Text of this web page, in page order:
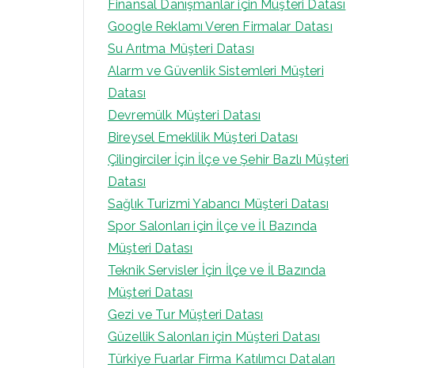
Finansal Danışmanlar için Müşteri Datası
Google Reklamı Veren Firmalar Datası
Su Arıtma Müşteri Datası
Alarm ve Güvenlik Sistemleri Müşteri
Datası
Devremülk Müşteri Datası
Bireysel Emeklilik Müşteri Datası
Çilingirciler İçin İlçe ve Şehir Bazlı Müşteri
Datası
Sağlık Turizmi Yabancı Müşteri Datası
Spor Salonları için İlçe ve İl Bazında
Müşteri Datası
Teknik Servisler İçin İlçe ve İl Bazında
Müşteri Datası
Gezi ve Tur Müşteri Datası
Güzellik Salonları için Müşteri Datası
Türkiye Fuarlar Firma Katılımcı Dataları